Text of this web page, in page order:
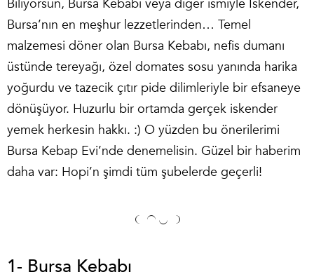
Biliyorsun, Bursa Kebabı veya diğer ismiyle İskender,
Bursa’nın en meşhur lezzetlerinden… Temel
malzemesi döner olan Bursa Kebabı, nefis dumanı
üstünde tereyağı, özel domates sosu yanında harika
yoğurdu ve tazecik çıtır pide dilimleriyle bir efsaneye
dönüşüyor. Huzurlu bir ortamda gerçek iskender
yemek herkesin hakkı. :) O yüzden bu önerilerimi
Bursa Kebap Evi’nde denemelisin. Güzel bir haberim
daha var: Hopi’n şimdi tüm şubelerde geçerli!
1- Bursa Kebabı